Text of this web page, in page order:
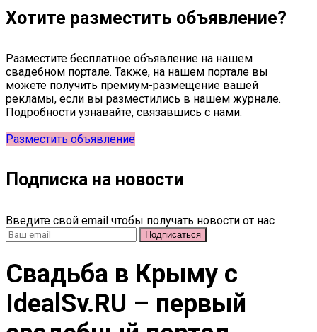
Хотите разместить объявление?
Разместите бесплатное объявление на нашем
свадебном портале. Также, на нашем портале вы
можете получить премиум-размещение вашей
рекламы, если вы разместились в нашем журнале.
Подробности узнавайте, связавшись с нами.
Разместить объявление
Подписка на новости
Введите свой email чтобы получать новости от нас
Свадьба в Крыму c
IdealSv.RU – первый